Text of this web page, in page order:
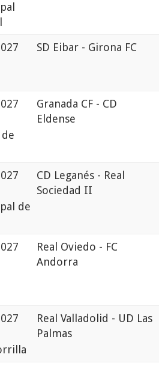
SD Eibar - Girona FC
Granada CF - CD
Eldense
CD Leganés - Real
Sociedad II
de
Real Oviedo - FC
Andorra
Real Valladolid - UD Las
Palmas